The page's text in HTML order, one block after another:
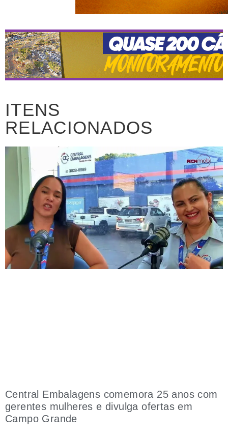
ITENS
RELACIONADOS
Central Embalagens comemora 25 anos com
gerentes mulheres e divulga ofertas em
Campo Grande